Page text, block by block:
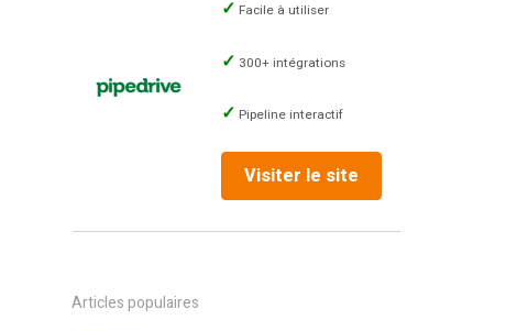
Facile à utiliser
300+ intégrations
Pipeline interactif
Visiter le site
Articles populaires